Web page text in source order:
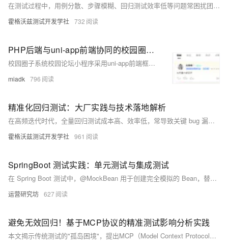
在测试过程中，用例分散、步骤模糊、回归测试效率低等问题常困扰团队。霍格沃兹测试开发学社推出的AI测试平台，打通“用例编写—集中管理—智能执行”全流程，提升测试效率与覆盖率。平台支持标准化用例编写、统一管理操作及智能执行，助力测试团队高效协作，释放更多精力优化测试策略。目前平台已开放内测，欢迎试用体验！
霍格沃兹测试开发学社 732
PHP后端与uni-app前端协同的校园圈子系统：校园社交场景的跨端开发实践
校园圈子系统校园论坛小程序采用uni-app前端框架，支持多端运行，结合PHP后端（如ThinkPHP/Laravel），实现用户认证、社交关系管理、动态发布与实时聊天功能。前端通过组件化开发和uni.request与后端交互，后端提供RESTful API处理业务逻辑并存储数据于MySQL。同时引入Redis缓存热点数据，RabbitMQ处理异步任务，优化系统性能。核心功能包括JWT身份验证、好友系统、WebSocket实时聊天及活动管理，确保高效稳定的用户体验。
miadk 796
精准化回归测试：大厂实践与技术落地解析
在高频迭代时代，全量回归测试成本高、效率低，常导致关键 bug 漏测。精准化测试通过代码变更影响分析，智能筛选高价值用例，显著提升测试效率与缺陷捕获率，实现降本增效。已被阿里、京东、腾讯等大厂成功落地，成为质量保障的新趋势。
霍格沃兹测试开发学社 961
SpringBoot 测试实践：单元测试与集成测试
在 Spring Boot 测试中，@MockBean 用于创建完全模拟的 Bean，替代真实对象行为；而 @SpyBean 则用于部分模拟，保留未指定方法的真实实现。两者结合 Mockito 可灵活控制依赖行为，提升测试覆盖率。合理使用 @ContextConfiguration 和避免滥用 @SpringBootTest 可优化测试上下文加载速度，提高测试效率。
运营研究坊 627
避免无效回归！基于MCP协议的精准测试影响分析实践
本文揭示传统测试的"孤岛困境"，提出MCP（Model Context Protocol）测试新范式，通过模型抽象业务、上下文感知环境和协议规范协作，实现从机械执行到智能测试的转变。剖析MCP如何颠覆测试流程，展示典型应用场景，并提供团队落地实践路径，助力测试工程师把握质量效率革命的新机遇。